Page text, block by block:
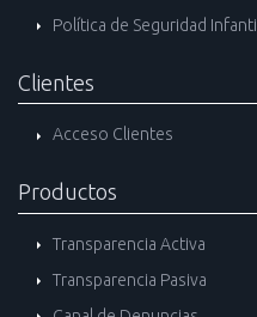
Política de Seguridad Infantil
Clientes
Acceso Clientes
Productos
Transparencia Activa
Transparencia Pasiva